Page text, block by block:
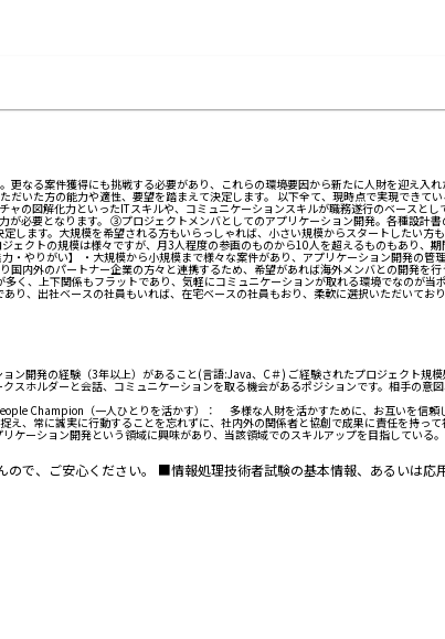
更なる案件獲得にも挑戦する必要があり、これらの環境要因から新たに人財を迎え
いた方の能力や適性、要望を踏まえて決定します。 以下全て、現時点で実現でき
の図解化力といったITスキルや、コミュニケーションスキルが職務遂行のベース
必要となります。 ③プロジェクトメンバとしてのアプリケーション開発。各種設
します。大規模を希望される方もいらっしゃれば、小さい規模からスタートしたい
クトの規模は様々ですが、月3人程度の参画のものから10人を超えるものもあり
・やりがい】 ・大規模から小規模まで様々な案件があり、アプリケーション開発
内外のパートナー企業の方々と連携するため、希望があれば海外メンバとの開発
く、上下関係もフラットであり、気軽にコミュニケーションが取れる環境でなのが
り、出社ベースの社員もいれば、在宅ベースの社員もおり、柔軟に選択いただいて
開発の経験（3年以上）があること(言語:Java、C＃) ご経験されたプロジェクト
ホルダーと会話、コミュニケーションを取る機会があるポジションです。相手の意
Champion（一人ひとりを活かす）： 多様な人財を活かすために、お互いを信
、常に誠実に行動することを忘れずに、社内外の関係者と協創で成果に責任を持
ーション開発という領域に興味があり、当該領域でのスキルアップを目指している
で、ご安心ください。 ■情報処理技術者試験の基本情報、あるいは